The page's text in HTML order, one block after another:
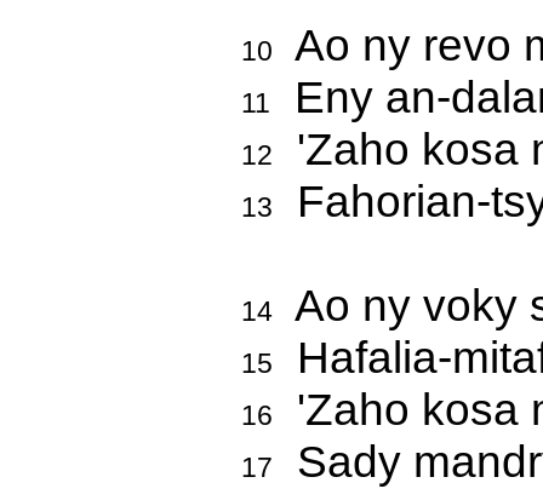
10 Ao ny revo
11 Eny an-
12 'Zaho kosa
13 Fahorian-
14Ao ny voky
15 Hafalia-
16 'Zaho kosa
17 Sady